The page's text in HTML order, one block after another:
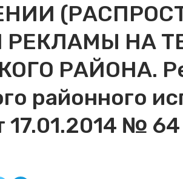
НА
РАЙОНА.
районного
17.01.2014 №